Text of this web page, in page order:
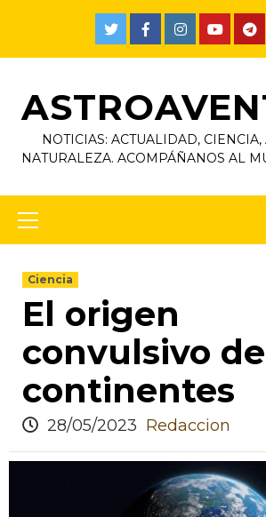
NOTICIAS: ACTUALIDAD, CIENCIA,
NATURALEZA. ACOMPÁÑANOS AL
Ciencia
El origen
convulsivo
continentes
28/05/2023 Redaccion